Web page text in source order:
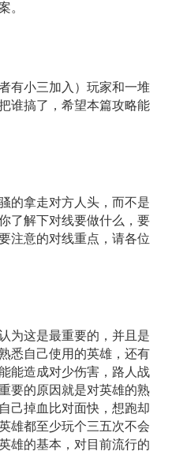
。
小三加入）玩家和一堆
谁搞了，希望本篇攻略能
拿走对方人头，而不是
了解下对线要做什么，要
注意的对线重点，请各位
这是最重要的，并且是
悉自己使用的英雄，还有
能造成对少伤害，路人战
要的原因就是对英雄的熟
己掉血比对面快，想跑却
雄都至少玩个三五次不会
雄的基本，对目前流行的